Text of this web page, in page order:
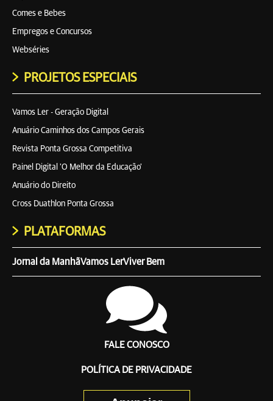
Comes e Bebes
Empregos e Concursos
Webséries
PROJETOS ESPECIAIS
Vamos Ler - Geração Digital
Anuário Caminhos dos Campos Gerais
Revista Ponta Grossa Competitiva
Painel Digital 'O Melhor da Educação'
Anuário do Direito
Cross Duathlon Ponta Grossa
PLATAFORMAS
Jornal da ManhãVamos LerViver Bem
FALE CONOSCO
POLÍTICA DE PRIVACIDADE